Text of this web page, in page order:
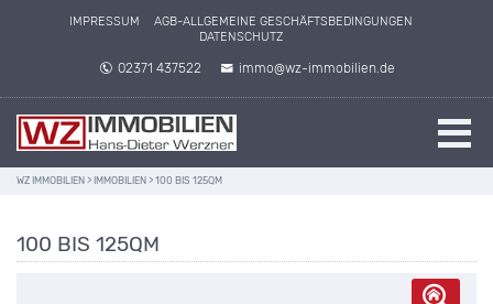
IMPRESSUM
AGB-ALLGEMEINE GESCHÄFTSBEDINGUNGEN
DATENSCHUTZ
02371 437522 immo@wz-immobilien.de
WZ IMMOBILIEN > IMMOBILIEN > 100 BIS 125QM
100 BIS 125QM